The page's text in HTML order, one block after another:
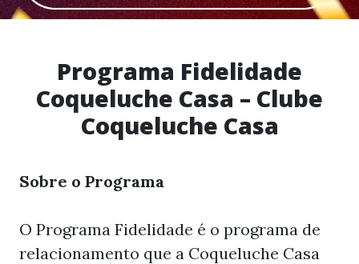
Programa Fidelidade
Coqueluche Casa – Clube
Coqueluche Casa
Sobre o Programa
O Programa Fidelidade é o programa de
relacionamento que a Coqueluche Casa